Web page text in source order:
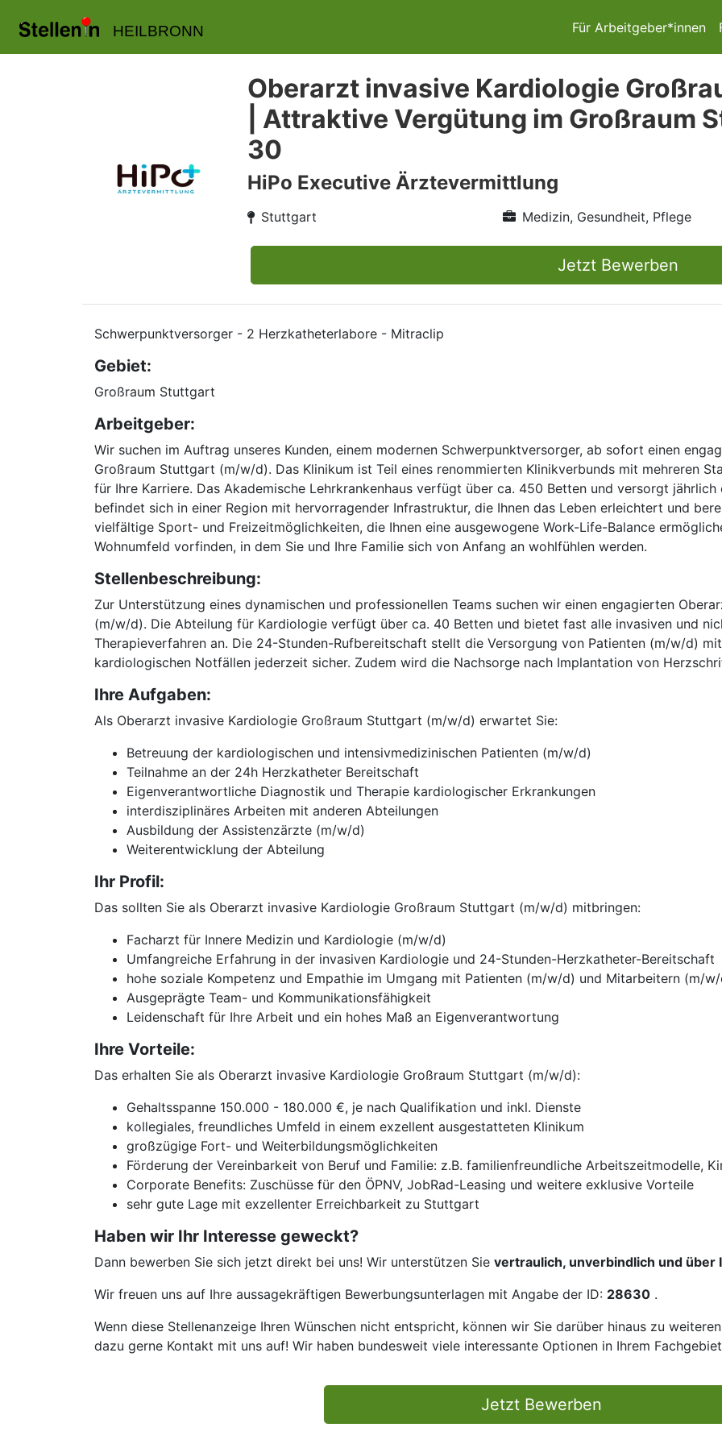
HEILBRONN Für Arbeitgeber*innen
Oberarzt invasive Kardiologie
| Attraktive Vergütung im Großraum
30
HiPo Executive Ärztevermittlung
Stuttgart Medizin, Gesundheit, Pflege
Jetzt Bewerben
Schwerpunktversorger - 2 Herzkatheterlabore - Mitraclip
Gebiet:
Großraum Stuttgart
Arbeitgeber:
Wir suchen im Auftrag unseres Kunden, einem modernen Schwerpunktversorger, ab sofort einen
Großraum Stuttgart (m/w/d). Das Klinikum ist Teil eines renommierten Klinikverbunds mit mehreren
für Ihre Karriere. Das Akademische Lehrkrankenhaus verfügt über ca. 450 Betten und versorgt
befindet sich in einer Region mit hervorragender Infrastruktur, die Ihnen das Leben erleichtert und
vielfältige Sport- und Freizeitmöglichkeiten, die Ihnen eine ausgewogene Work-Life-Balance
Wohnumfeld vorfinden, in dem Sie und Ihre Familie sich von Anfang an wohlfühlen werden.
Stellenbeschreibung:
Zur Unterstützung eines dynamischen und professionellen Teams suchen wir einen engagierten
(m/w/d). Die Abteilung für Kardiologie verfügt über ca. 40 Betten und bietet fast alle invasiven und
Therapieverfahren an. Die 24-Stunden-Rufbereitschaft stellt die Versorgung von Patienten (m/w/d)
kardiologischen Notfällen jederzeit sicher. Zudem wird die Nachsorge nach Implantation von
Ihre Aufgaben:
Als Oberarzt invasive Kardiologie Großraum Stuttgart (m/w/d) erwartet Sie:
Betreuung der kardiologischen und intensivmedizinischen Patienten (m/w/d)
Teilnahme an der 24h Herzkatheter Bereitschaft
Eigenverantwortliche Diagnostik und Therapie kardiologischer Erkrankungen
interdisziplinäres Arbeiten mit anderen Abteilungen
Ausbildung der Assistenzärzte (m/w/d)
Weiterentwicklung der Abteilung
Ihr Profil:
Das sollten Sie als Oberarzt invasive Kardiologie Großraum Stuttgart (m/w/d) mitbringen:
Facharzt für Innere Medizin und Kardiologie (m/w/d)
Umfangreiche Erfahrung in der invasiven Kardiologie und 24-Stunden-Herzkatheter-Bereitschaft
hohe soziale Kompetenz und Empathie im Umgang mit Patienten (m/w/d) und Mitarbeitern (m/
Ausgeprägte Team- und Kommunikationsfähigkeit
Leidenschaft für Ihre Arbeit und ein hohes Maß an Eigenverantwortung
Ihre Vorteile:
Das erhalten Sie als Oberarzt invasive Kardiologie Großraum Stuttgart (m/w/d):
Gehaltsspanne 150.000 - 180.000 €, je nach Qualifikation und inkl. Dienste
kollegiales, freundliches Umfeld in einem exzellent ausgestatteten Klinikum
großzügige Fort- und Weiterbildungsmöglichkeiten
Förderung der Vereinbarkeit von Beruf und Familie: z.B. familienfreundliche Arbeitszeitmodelle,
Corporate Benefits: Zuschüsse für den ÖPNV, JobRad-Leasing und weitere exklusive Vorteile
sehr gute Lage mit exzellenter Erreichbarkeit zu Stuttgart
Haben wir Ihr Interesse geweckt?
Dann bewerben Sie sich jetzt direkt bei uns! Wir unterstützen Sie vertraulich, unverbindlich und über
Wir freuen uns auf Ihre aussagekräftigen Bewerbungsunterlagen mit Angabe der ID: 28630 .
Wenn diese Stellenanzeige Ihren Wünschen nicht entspricht, können wir Sie darüber hinaus zu
dazu gerne Kontakt mit uns auf! Wir haben bundesweit viele interessante Optionen in Ihrem
Jetzt Bewerben